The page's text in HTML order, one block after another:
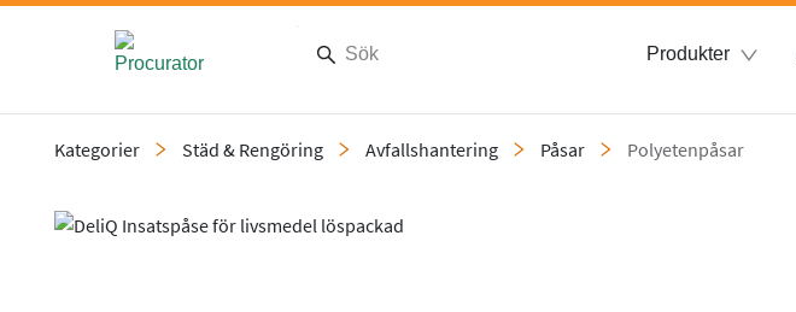
Produkter
Kategorier Städ & Rengöring Avfallshantering Påsar Polyetenpåsar
Slide 1 of 5